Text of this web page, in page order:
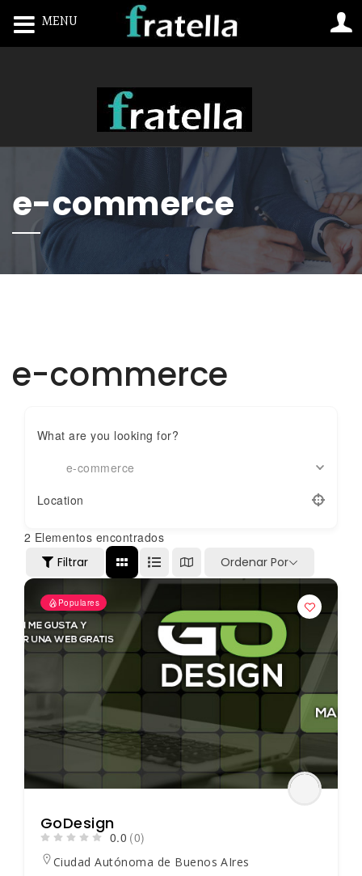
e-commerce
e-commerce
What are you looking for?
e-commerce
Location
2 Elementos encontrados
Filtrar
Ordenar Por
Populares
GoDesign
0.0 (0)
Ciudad Autónoma de Buenos AIres
MENU